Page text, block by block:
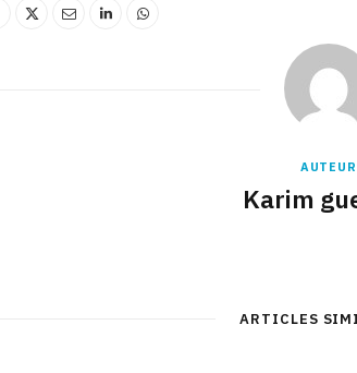
AUTEUR
Karim
ARTICLES